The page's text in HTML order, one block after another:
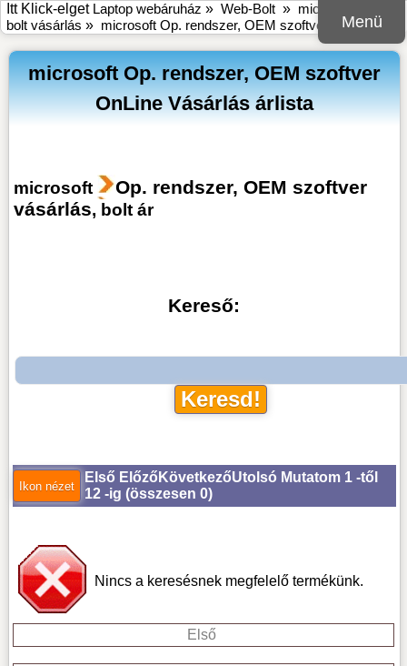
Menü
Itt Klick-elget Laptop webáruház » Web-Bolt » microsoft online
bolt vásárlás » microsoft Op. rendszer, OEM szoftver vásárlás
microsoft Op. rendszer, OEM szoftver
OnLine Vásárlás árlista
microsoft
Op. rendszer, OEM szoftver
vásárlás, bolt ár
Kereső:
Első Előző KövetkezőUtolsó Mutatom 1 -től
12 -ig (összesen 0)
Nincs a keresésnek megfelelő termékünk.
Első